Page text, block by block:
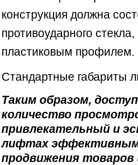
конструкция должна
противоударного
пластиковым профилем.
Стандартные габариты
Таким образом,
количество
привлекательный и
лифтах
продвижения товаров